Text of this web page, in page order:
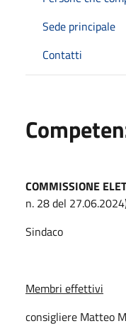
Sede principale
Contatti
COMMISSIONE
n. 28 del
Sindaco
Membri effettivi
consigliere